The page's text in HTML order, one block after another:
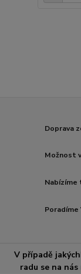
Doprava
Možnost
Nabízíme
V případě
radu se na